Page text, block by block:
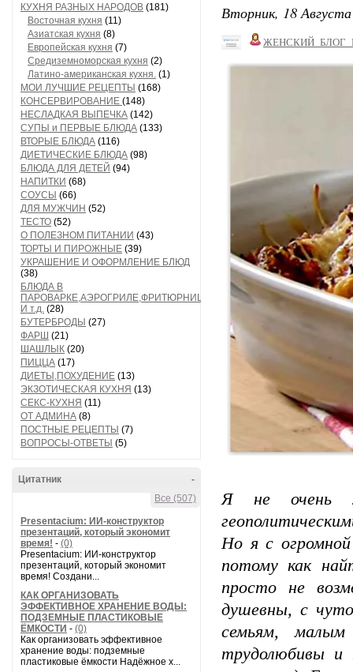
КУХНЯ РАЗНЫХ НАРОДОВ (181)
Восточная кухня (11)
Азиатская кухня (8)
Европейская кухня (7)
Средиземноморская кухня (2)
Латино-американская кухня. (1)
МОИ ЛУЧШИЕ РЕЦЕПТЫ (168)
КОНСЕРВИРОВАНИЕ (148)
НЕСЛАДКАЯ ВЫПЕЧКА (142)
СУПЫ и ПЕРВЫЕ БЛЮДА (133)
ВТОРЫЕ БЛЮДА (116)
ДИЕТИЧЕСКИЕ БЛЮДА (98)
БЛЮДА ДЛЯ ДЕТЕЙ (94)
НАПИТКИ (68)
СОУСЫ (66)
ДЛЯ МУЖЧИН (52)
ТЕСТО (52)
О ПОЛЕЗНОМ ПИТАНИИ (43)
ТОРТЫ И ПИРОЖНЫЕ (39)
УКРАШЕНИЕ И ОФОРМЛЕНИЕ БЛЮД
(38)
БЛЮДА В
ПАРОВАРКЕ,АЭРОГРИЛЕ,ФРИТЮРНИЦЕ
И т.д. (28)
БУТЕРБРОДЫ (27)
ФАРШ (21)
ШАШЛЫК (20)
ПИЦЦА (17)
ДИЕТЫ,ПОХУДЕНИЕ (13)
ЭКЗОТИЧЕСКАЯ КУХНЯ (13)
СЕКС-КУХНЯ (11)
ОТ АДМИНА (8)
ПОСТНЫЕ РЕЦЕПТЫ (7)
ВОПРОСЫ-ОТВЕТЫ (5)
-
Цитатник
Все (507)
Presentacium: ИИ‑конструктор
презентаций, который экономит
время! - (0)
Presentacium: ИИ‑конструктор
презентаций, который экономит
время! Создани...
КАК ОРГАНИЗОВАТЬ
ЭФФЕКТИВНОЕ ХРАНЕНИЕ ВОДЫ:
ПОДЗЕМНЫЕ ПЛАСТИКОВЫЕ
ЁМКОСТИ - (0)
Как организовать эффективное
хранение воды: подземные
пластиковые ёмкости Надёжное х...
Вторник, 18
Я не очень
Но я с
потому как
просто не
душевны, с
семьям,
трудолюбивы и